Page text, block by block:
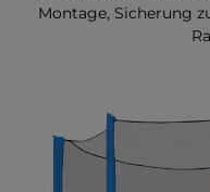
Montage, Sicherung